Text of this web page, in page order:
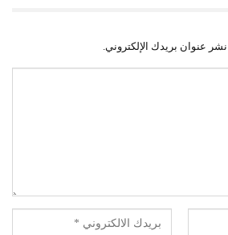
عنوان بريدك الإلكتروني.